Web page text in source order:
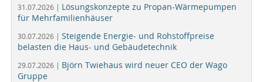
31.07.2026 | Lösungskonzepte zu Propan-Wärmepumpen
für Mehrfamilienhäuser
30.07.2026 | Steigende Energie- und Rohstoffpreise
belasten die Haus- und Gebäudetechnik
29.07.2026 | Björn Twiehaus wird neuer CEO der Wago
Gruppe